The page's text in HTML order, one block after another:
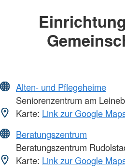
Alten- und Pflegeheime
Seniorenzentrum am
Karte: Link zur Google
Beratungszentrum
Beratungszentrum
Karte: Link zur Google